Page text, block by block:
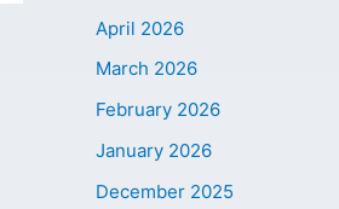
April 2026
March 2026
February 2026
January 2026
December 2025